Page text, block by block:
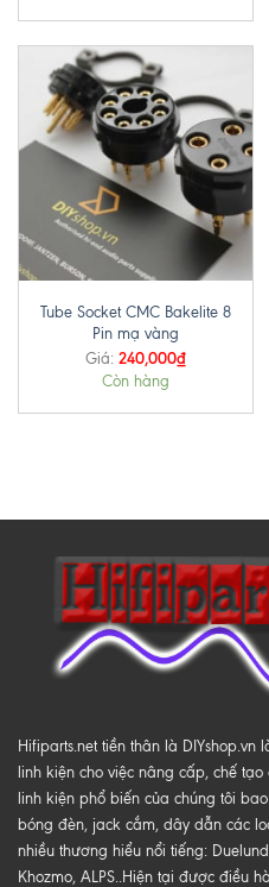
Tube Socket CMC Bakelite 8
Pin mạ vàng
Giá: 240,000₫
Còn hàng
Hifiparts.net tiền thân là
linh kiện cho việc nâng cấp, chế
linh kiện phổ biến của chúng tôi
bóng đèn, jack cắm, dây dẫn các
nhiều thương hiểu nổi tiếng:
Khozmo, ALPS..Hiện tại được điều